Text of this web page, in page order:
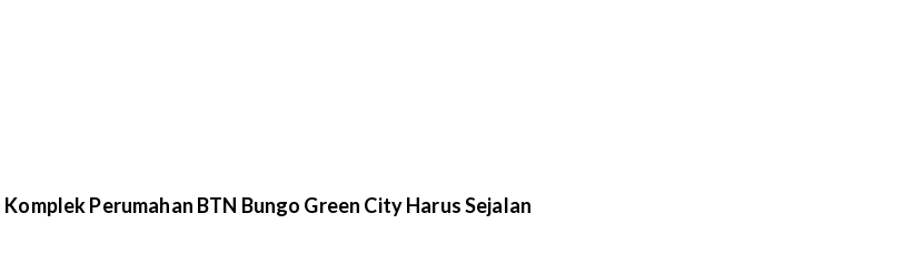
Perumahan BTN Bungo Green City Harus Sejalan